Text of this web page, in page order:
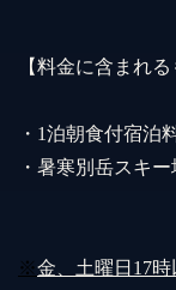
【料金に含まれる
・1泊朝食付宿泊
・暑寒別岳スキ
※金、土曜日17